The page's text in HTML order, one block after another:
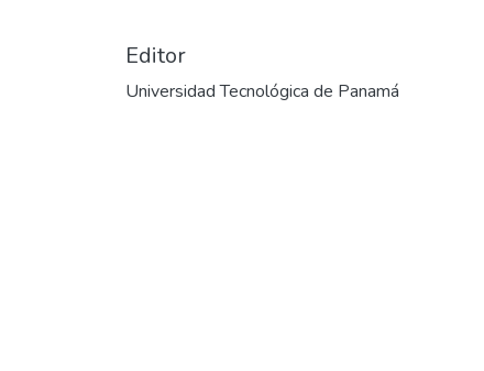
Editor
Universidad Tecnológica de Panamá